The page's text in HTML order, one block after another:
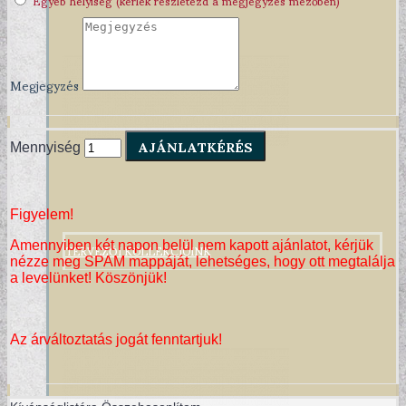
TERVEZŐI KOLLEKCIÓINK
Megjegyzés
Mennyiség AJÁNLATKÉRÉS
Figyelem!
Amennyiben két napon belül nem kapott ajánlatot, kérjük
nézze meg SPAM mappáját, lehetséges, hogy ott megtalálja
a levelünket! Köszönjük!
Az árváltoztatás jogát fenntartjuk!